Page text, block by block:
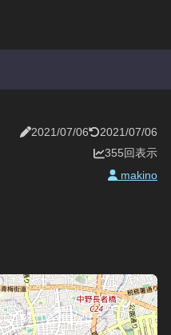
2021/07/06
2021/07/06
355回表示
makino